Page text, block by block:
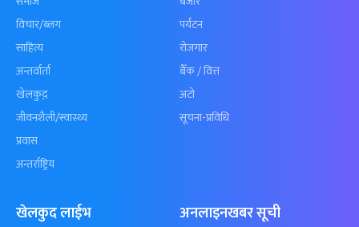
विचार/ब्लग
साहित्य
अन्तर्वार्ता
खेलकुद़़
जीवनशैली/स्वास्थ्य
प्रवास
अन्तर्राष्ट्रिय
पर्यटन
रोजगार
बैँक / वित्त
अटो
सूचना-प्रविधि
खेलकुद लाईभ अनलाइनखबर सूची